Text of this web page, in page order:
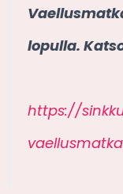
lopulla.
https://